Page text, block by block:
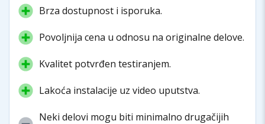
Brza dostupnost i isporuka.
Povoljnija cena u odnosu na originalne delove.
Kvalitet potvrđen testiranjem.
Lakoća instalacije uz video uputstva.
Neki delovi mogu biti minimalno drugačijih